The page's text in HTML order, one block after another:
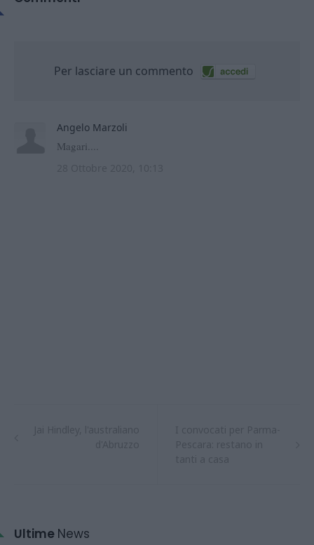
Ultime News